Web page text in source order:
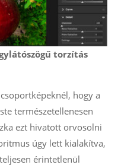
torzítás
hogy a
természetellenesen
ezt hivatott orvosolni
úgy lett kialakítva,
érintetlenül